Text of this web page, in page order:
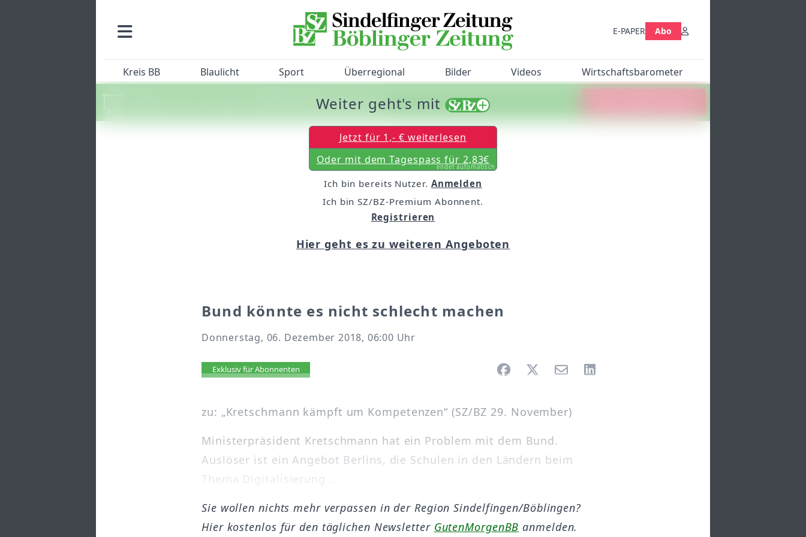
E-PAPER Abo
Kreis BB Blaulicht Sport Überregional Bilder Videos Wirtschaftsbarometer
Machen Sie mit beim SZ/BZ-Bürgerbarometer!
Bund könnte es nicht schlecht machen
Donnerstag, 06. Dezember 2018, 06:00 Uhr
Artikel vorlesen
Exklusiv für Abonnenten
zu: „Kretschmann kämpft um Kompetenzen“ (SZ/BZ 29. November)
Ministerpräsident Kretschmann hat ein Problem mit dem Bund.
Auslöser ist ein Angebot Berlins, die Schulen in den Ländern beim
Thema Digitalisierung ...
Weiter geht's mit
Jetzt für 1,- € weiterlesen
Oder mit dem Tagespass für 2,83€
endet automatisch
Ich bin bereits Nutzer. Anmelden
Ich bin SZ/BZ-Premium Abonnent.
Registrieren
Hier geht es zu weiteren Angeboten
Sie wollen nichts mehr verpassen in der Region Sindelfingen/Böblingen?
Hier kostenlos für den täglichen Newsletter GutenMorgenBB anmelden.